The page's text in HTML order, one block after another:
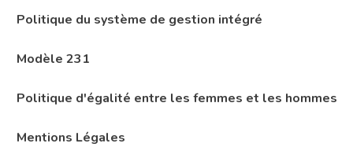
Politique du système de gestion intégré
Modèle 231
Politique d'égalité entre les femmes et les hommes
Mentions Légales